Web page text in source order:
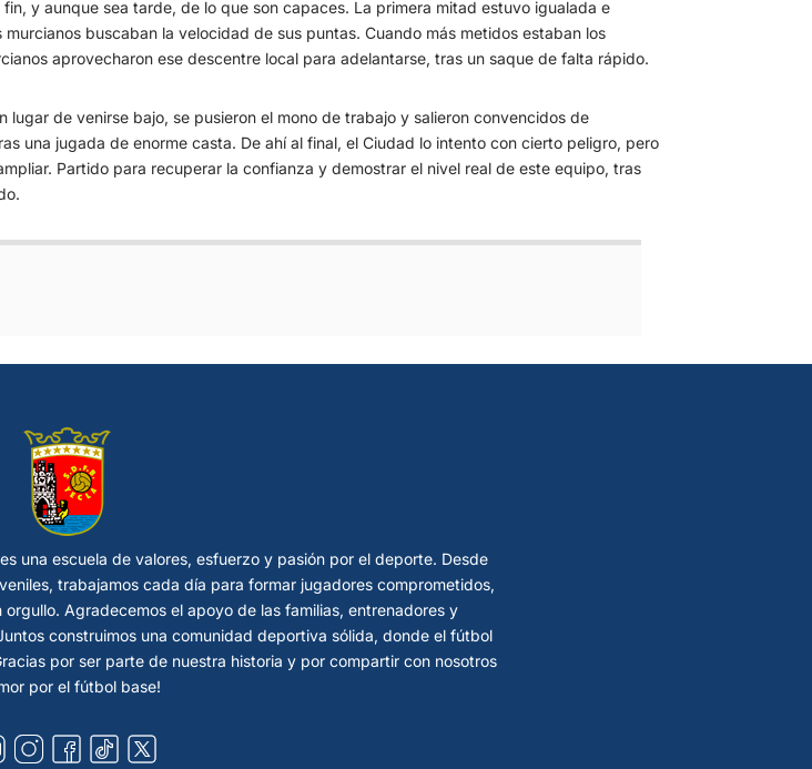
y aunque sea tarde, de lo que son capaces. La primera mitad estuvo igualada e
buscaban la velocidad de sus puntas. Cuando más metidos estaban los
aprovecharon ese descentre local para adelantarse, tras un saque de falta rápido.
de venirse bajo, se pusieron el mono de trabajo y salieron convencidos de
una jugada de enorme casta. De ahí al final, el Ciudad lo intento con cierto peligro, pero
Partido para recuperar la confianza y demostrar el nivel real de este equipo, tras
una escuela de valores, esfuerzo y pasión por el deporte. Desde
trabajamos cada día para formar jugadores comprometidos,
Agradecemos el apoyo de las familias, entrenadores y
construimos una comunidad deportiva sólida, donde el fútbol
por ser parte de nuestra historia y por compartir con nosotros
por el fútbol base!